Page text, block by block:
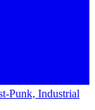
Punk, Industrial